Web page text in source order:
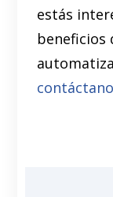
estás
beneficios